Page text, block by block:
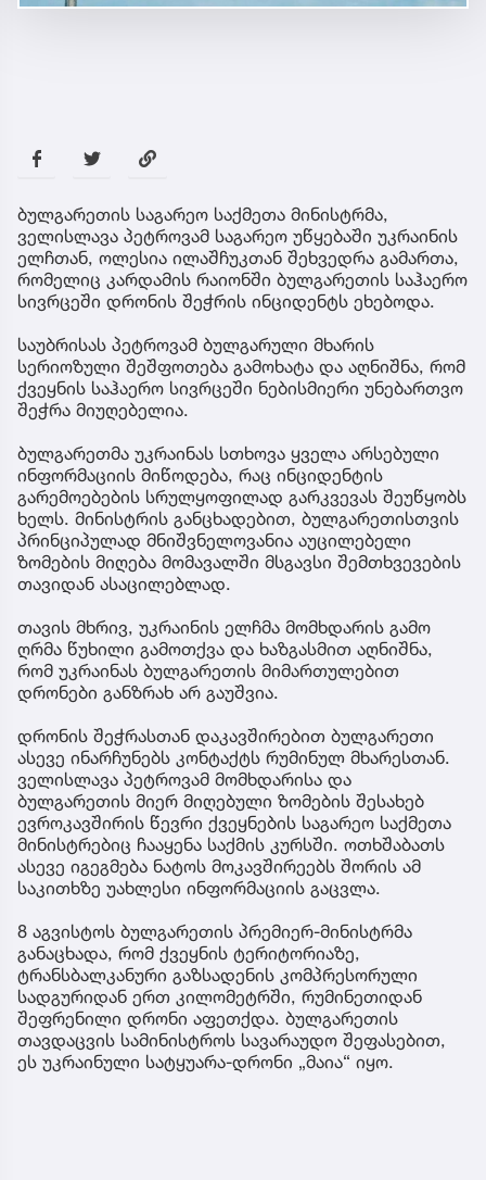
ბულგარეთის საგარეო საქმეთა მინისტრმა,
ველისლავა პეტროვამ საგარეო უწყებაში უკრაინის
ელჩთან, ოლესია ილაშჩუკთან შეხვედრა გამართა,
რომელიც კარდამის რაიონში ბულგარეთის საჰაერო
სივრცეში დრონის შეჭრის ინციდენტს ეხებოდა.
საუბრისას პეტროვამ ბულგარული მხარის
სერიოზული შეშფოთება გამოხატა და აღნიშნა, რომ
ქვეყნის საჰაერო სივრცეში ნებისმიერი უნებართვო
შეჭრა მიუღებელია.
ბულგარეთმა უკრაინას სთხოვა ყველა არსებული
ინფორმაციის მიწოდება, რაც ინციდენტის
გარემოებების სრულყოფილად გარკვევას შეუწყობს
ხელს. მინისტრის განცხადებით, ბულგარეთისთვის
პრინციპულად მნიშვნელოვანია აუცილებელი
ზომების მიღება მომავალში მსგავსი შემთხვევების
თავიდან ასაცილებლად.
თავის მხრივ, უკრაინის ელჩმა მომხდარის გამო
ღრმა წუხილი გამოთქვა და ხაზგასმით აღნიშნა,
რომ უკრაინას ბულგარეთის მიმართულებით
დრონები განზრახ არ გაუშვია.
დრონის შეჭრასთან დაკავშირებით ბულგარეთი
ასევე ინარჩუნებს კონტაქტს რუმინულ მხარესთან.
ველისლავა პეტროვამ მომხდარისა და
ბულგარეთის მიერ მიღებული ზომების შესახებ
ევროკავშირის წევრი ქვეყნების საგარეო საქმეთა
მინისტრებიც ჩააყენა საქმის კურსში. ოთხშაბათს
ასევე იგეგმება ნატოს მოკავშირეებს შორის ამ
საკითხზე უახლესი ინფორმაციის გაცვლა.
8 აგვისტოს ბულგარეთის პრემიერ-მინისტრმა
განაცხადა, რომ ქვეყნის ტერიტორიაზე,
ტრანსბალკანური გაზსადენის კომპრესორული
სადგურიდან ერთ კილომეტრში, რუმინეთიდან
შეფრენილი დრონი აფეთქდა. ბულგარეთის
თავდაცვის სამინისტროს სავარაუდო შეფასებით,
ეს უკრაინული სატყუარა-დრონი „მაია“ იყო.